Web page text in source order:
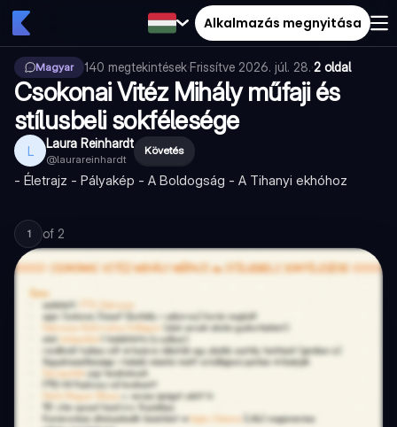
Alkalmazás megnyitása
Magyar 140 megtekintések·Frissítve 2026. júl. 28.·2 oldal
Csokonai Vitéz Mihály műfaji és
stílusbeli sokfélesége
L Laura Reinhardt
@laurareinhardt
Követés
- Életrajz - Pályakép - A Boldogság - A Tihanyi ekhóhoz
1 of 2